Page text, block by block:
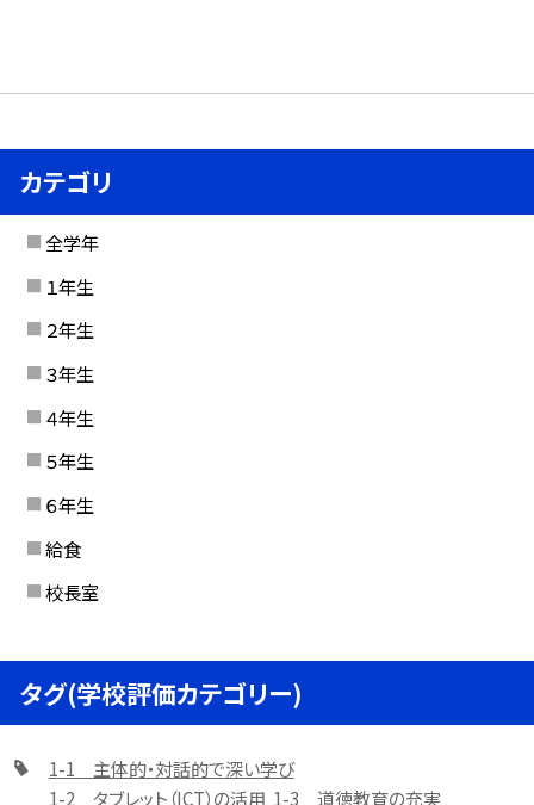
カテゴリ
全学年
１年生
２年生
３年生
４年生
５年生
６年生
給食
校長室
タグ(学校評価カテゴリー)
1-1 主体的・対話的で深い学び
1-2 タブレット（ICT）の活用 1-3 道徳教育の充実